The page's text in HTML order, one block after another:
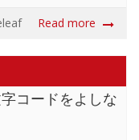
い！っといった要
...
Read more
コードをよしな